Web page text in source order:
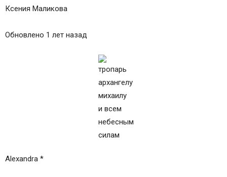
Ксения Маликова
Обновлено 1 лет назад
Alexandra *